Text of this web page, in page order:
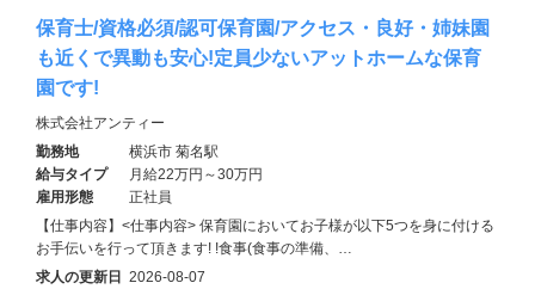
保育士/資格必須/認可保育園/アクセス・良好・姉妹園
も近くで異動も安心!定員少ないアットホームな保育
園です!
株式会社アンティー
勤務地
横浜市 菊名駅
給与タイプ
月給22万円～30万円
雇用形態
正社員
【仕事内容】<仕事内容> 保育園においてお子様が以下5つを身に付ける
お手伝いを行って頂きます! !食事(食事の準備、…
求人の更新日 2026-08-07